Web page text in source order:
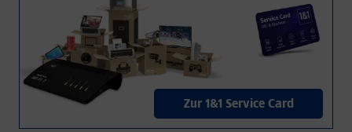
Zur 1&1 Service Card